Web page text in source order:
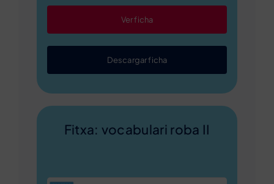
Ver ficha
Descargar ficha
Fitxa: vocabulari roba II